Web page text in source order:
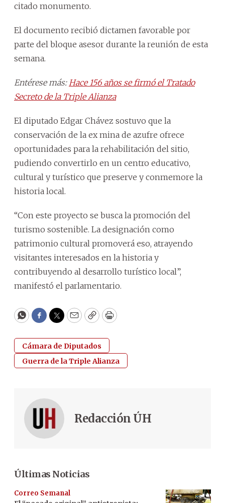
citado monumento.
El documento recibió dictamen favorable por
parte del bloque asesor durante la reunión de esta
semana.
Entérese más: Hace 156 años se firmó el Tratado
Secreto de la Triple Alianza
El diputado Edgar Chávez sostuvo que la
conservación de la ex mina de azufre ofrece
oportunidades para la rehabilitación del sitio,
pudiendo convertirlo en un centro educativo,
cultural y turístico que preserve y conmemore la
historia local.
“Con este proyecto se busca la promoción del
turismo sostenible. La designación como
patrimonio cultural promoverá eso, atrayendo
visitantes interesados en la historia y
contribuyendo al desarrollo turístico local”,
manifestó el parlamentario.
WhatsApp
Facebook
Twitter
EmailCopyPrint
Cámara de Diputados
Guerra de la Triple Alianza
Redacción ÚH
Últimas Noticias
Correo Semanal